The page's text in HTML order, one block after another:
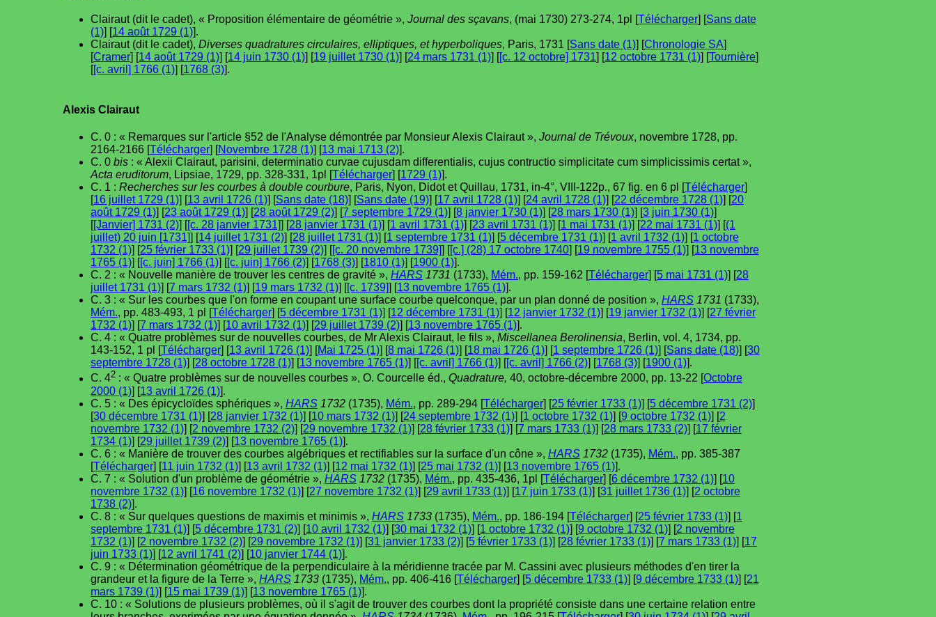
Clairaut (dit le cadet), « Proposition élémentaire de géométrie », Journal des sçavans, (mai 1730) 273-274, 1pl [Télécharger] [Sans date
(1)] [14 août 1729 (1)].
Clairaut (dit le cadet), Diverses quadratures circulaires, elliptiques, et hyperboliques, Paris, 1731 [Sans date (1)] [Chronologie SA]
[Cramer] [14 août 1729 (1)] [14 juin 1730 (1)] [19 juillet 1730 (1)] [24 mars 1731 (1)] [[c. 12 octobre] 1731] [12 octobre 1731 (1)] [Tournière]
[[c. avril] 1766 (1)] [1768 (3)].
Alexis Clairaut
C. 0 : « Remarques sur l'article §52 de l'Analyse démontrée par Monsieur Alexis Clairaut », Journal de Trévoux, novembre 1728, pp.
2164-2166 [Télécharger] [Novembre 1728 (1)] [13 mai 1713 (2)].
C. 0 bis : « Alexii Clairaut, parisini, determinatio curvae cujusdam differentialis, cujus contructio simplicitate cum simplicissimis certat »,
Acta eruditorum, Lipsiae, 1729, pp. 328-331, 1pl [Télécharger] [1729 (1)].
C. 1 : Recherches sur les courbes à double courbure, Paris, Nyon, Didot et Quillau, 1731, in-4°, VIII-122p., 67 fig. en 6 pl [Télécharger]
[16 juillet 1729 (1)] [13 avril 1726 (1)] [Sans date (18)] [Sans date (19)] [17 avril 1728 (1)] [24 avril 1728 (1)] [22 décembre 1728 (1)] [20
août 1729 (1)] [23 août 1729 (1)] [28 août 1729 (2)] [7 septembre 1729 (1)] [8 janvier 1730 (1)] [28 mars 1730 (1)] [3 juin 1730 (1)]
[[Janvier] 1731 (2)] [[c. 28 janvier 1731]] [28 janvier 1731 (1)] [1 avril 1731 (1)] [23 avril 1731 (1)] [1 mai 1731 (1)] [22 mai 1731 (1)] [(1
juillet) 20 juin [1731]] [14 juillet 1731 (2)] [28 juillet 1731 (1)] [1 septembre 1731 (1)] [5 décembre 1731 (1)] [1 avril 1732 (1)] [1 octobre
1732 (1)] [25 février 1733 (1)] [29 juillet 1739 (2)] [[c. 20 novembre 1739]] [[c.] (28) 17 octobre 1740] [19 novembre 1755 (1)] [13 novembre
1765 (1)] [[c. juin] 1766 (1)] [[c. juin] 1766 (2)] [1768 (3)] [1810 (1)] [1900 (1)].
C. 2 : « Nouvelle manière de trouver les centres de gravité », HARS 1731 (1733), Mém., pp. 159-162 [Télécharger] [5 mai 1731 (1)] [28
juillet 1731 (1)] [7 mars 1732 (1)] [19 mars 1732 (1)] [[c. 1739]] [13 novembre 1765 (1)].
C. 3 : « Sur les courbes que l'on forme en coupant une surface courbe quelconque, par un plan donné de position », HARS 1731 (1733),
Mém., pp. 483-493, 1 pl [Télécharger] [5 décembre 1731 (1)] [12 décembre 1731 (1)] [12 janvier 1732 (1)] [19 janvier 1732 (1)] [27 février
1732 (1)] [7 mars 1732 (1)] [10 avril 1732 (1)] [29 juillet 1739 (2)] [13 novembre 1765 (1)].
C. 4 : « Quatre problèmes sur de nouvelles courbes, de Mr Alexis Clairaut, le fils », Miscellanea Berolinensia, Berlin, vol. 4, 1734, pp.
143-152, 1 pl [Télécharger] [13 avril 1726 (1)] [Mai 1725 (1)] [8 mai 1726 (1)] [18 mai 1726 (1)] [1 septembre 1726 (1)] [Sans date (18)] [30
septembre 1728 (1)] [28 octobre 1728 (1)] [13 novembre 1765 (1)] [[c. avril] 1766 (1)] [[c. avril] 1766 (2)] [1768 (3)] [1900 (1)].
C. 42 : « Quatre problèmes sur de nouvelles courbes », O. Courcelle éd., Quadrature, 40, octobre-décembre 2000, pp. 13-22 [ Octobre
2000 (1)] [13 avril 1726 (1)].
C. 5 : « Des épicycloïdes sphériques », HARS 1732 (1735), Mém., pp. 289-294 [Télécharger] [25 février 1733 (1)] [5 décembre 1731 (2)]
[30 décembre 1731 (1)] [28 janvier 1732 (1)] [10 mars 1732 (1)] [24 septembre 1732 (1)] [1 octobre 1732 (1)] [9 octobre 1732 (1)] [2
novembre 1732 (1)] [2 novembre 1732 (2)] [29 novembre 1732 (1)] [28 février 1733 (1)] [7 mars 1733 (1)] [28 mars 1733 (2)] [17 février
1734 (1)] [29 juillet 1739 (2)] [13 novembre 1765 (1)].
C. 6 : « Manière de trouver des courbes algébriques et rectifiables sur la surface d'un cône », HARS 1732 (1735), Mém., pp. 385-387
[Télécharger] [11 juin 1732 (1)] [13 avril 1732 (1)] [12 mai 1732 (1)] [25 mai 1732 (1)] [13 novembre 1765 (1)].
C. 7 : « Solution d'un problème de géométrie », HARS 1732 (1735), Mém., pp. 435-436, 1pl [Télécharger] [6 décembre 1732 (1)] [10
novembre 1732 (1)] [16 novembre 1732 (1)] [27 novembre 1732 (1)] [29 avril 1733 (1)] [17 juin 1733 (1)] [31 juillet 1736 (1)] [2 octobre
1738 (2)].
C. 8 : « Sur quelques questions de maximis et minimis », HARS 1733 (1735), Mém., pp. 186-194 [Télécharger] [25 février 1733 (1)] [1
septembre 1731 (1)] [5 décembre 1731 (2)] [10 avril 1732 (1)] [30 mai 1732 (1)] [1 octobre 1732 (1)] [9 octobre 1732 (1)] [2 novembre
1732 (1)] [2 novembre 1732 (2)] [29 novembre 1732 (1)] [31 janvier 1733 (2)] [5 février 1733 (1)] [28 février 1733 (1)] [7 mars 1733 (1)] [17
juin 1733 (1)] [12 avril 1741 (2)] [10 janvier 1744 (1)].
C. 9 : « Détermination géométrique de la perpendiculaire à la méridienne tracée par M. Cassini avec plusieurs méthodes d'en tirer la
grandeur et la figure de la Terre », HARS 1733 (1735), Mém., pp. 406-416 [Télécharger] [5 décembre 1733 (1)] [9 décembre 1733 (1)] [21
mars 1739 (1)] [15 mai 1739 (1)] [13 novembre 1765 (1)].
C. 10 : « Solutions de plusieurs problèmes, où il s'agit de trouver des courbes dont la propriété consiste dans une certaine relation entre